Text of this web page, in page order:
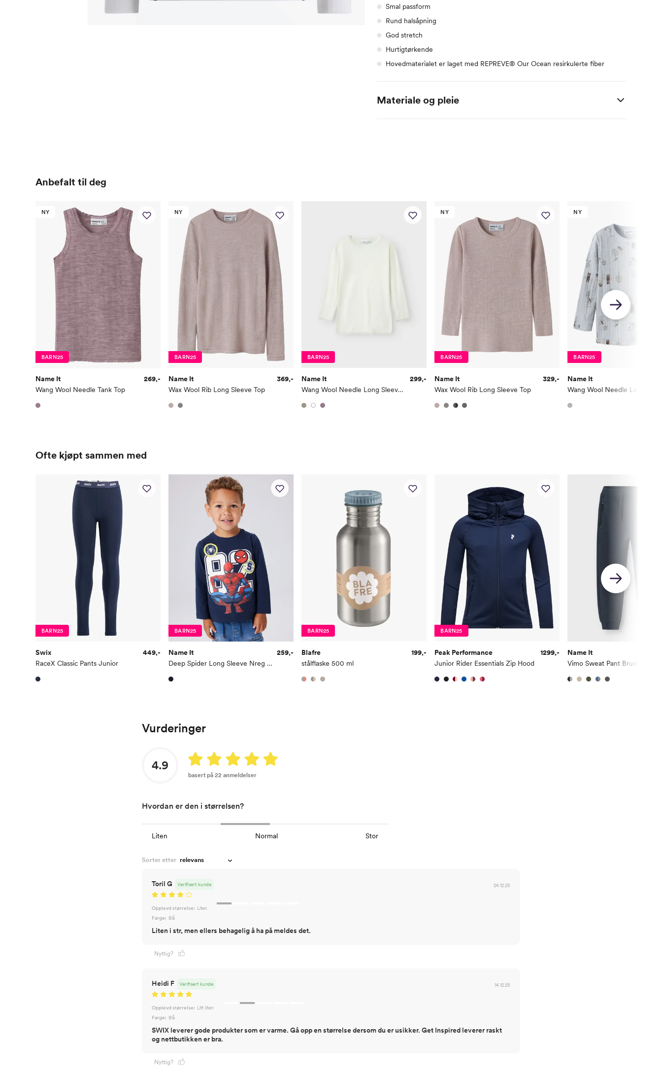
Smal passform
Rund halsåpning
God stretch
Hurtigtørkende
Hovedmaterialet er laget med REPREVE® Our Ocean resirkulerte fiber
Materiale og pleie
Anbefalt til deg
NY
BARN25
Name It
Wang Wool Needle Tank Top
269,-
NY
BARN25
Name It
Wax Wool Rib Long Sleeve Top
369,-
BARN25
Name It
Wang Wool Needle Long Sleeve Top Solid
299,-
NY
BARN25
Name It
Wax Wool Rib Long Sleeve Top
329,-
NY
BARN25
Name It
Ofte kjøpt sammen med
BARN25
Swix
RaceX Classic Pants Junior
449,-
BARN25
Name It
Deep Spider Long Sleeve Nreg Top Box Marvel
259,-
BARN25
Blafre
stålflaske 500 ml
199,-
BARN25
Peak Performance
Junior Rider Essentials Zip Hood
1299,-
Name It
Vimo Sweat Pant Brushed
Vurderinger
4.9
basert på 22 anmeldelser
Hvordan er den i størrelsen?
Liten Normal Stor
Sorter etter
Toril G 24.12.25
Verifisert kunde
Opplevd størrelse: Liten
Farge: Blå
Liten i str, men ellers behagelig å ha på meldes det.
Nyttig?
Heidi F 14.12.25
Verifisert kunde
Opplevd størrelse: Litt liten
Farge: Blå
SWIX leverer gode produkter som er varme. Gå opp en størrelse dersom du er usikker. Get Inspired leverer raskt
og nettbutikken er bra.
Nyttig?